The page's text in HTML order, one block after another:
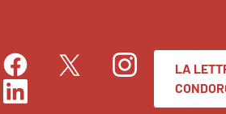
FacebookTwitter
Instagram
LinkedIn
LA